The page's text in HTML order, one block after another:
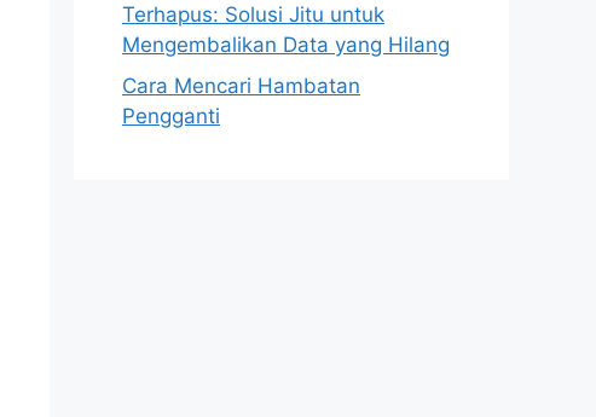
Terhapus: Solusi Jitu untuk
Mengembalikan Data yang Hilang
Cara Mencari Hambatan
Pengganti